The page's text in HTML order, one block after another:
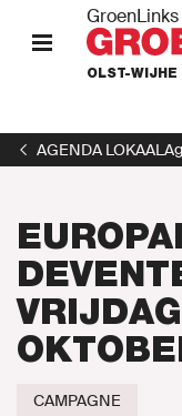
GroenLinks
OLST-WIJHE
AGENDA LOKAAL
CAMPAGNE
HOME
KOM IN
Onze mensen
Nieuws